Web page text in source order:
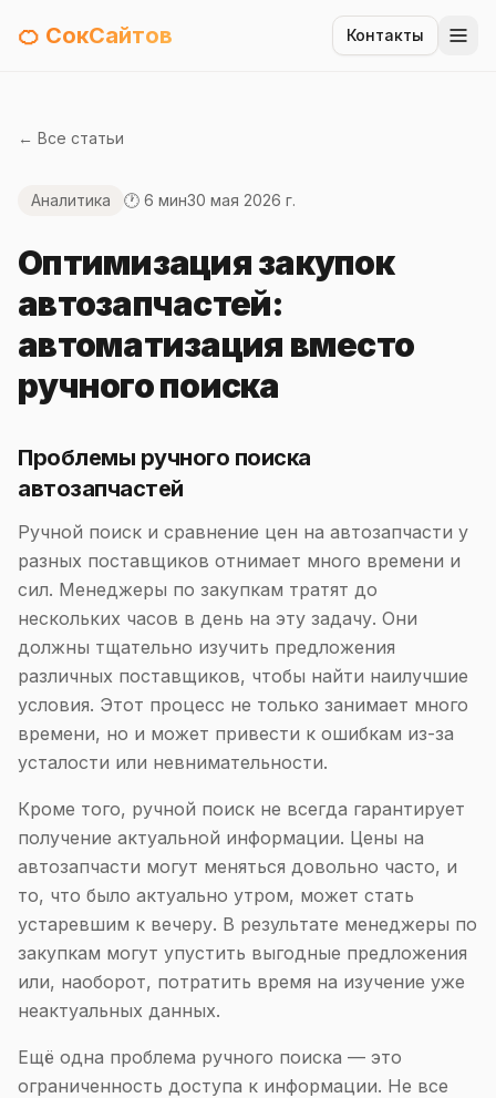
🍊 СокСайтов Контакты
← Все статьи
Аналитика 🕐 6 мин30 мая 2026 г.
Оптимизация закупок
автозапчастей:
автоматизация вместо
ручного поиска
Проблемы ручного поиска
автозапчастей
Ручной поиск и сравнение цен на автозапчасти у
разных поставщиков отнимает много времени и
сил. Менеджеры по закупкам тратят до
нескольких часов в день на эту задачу. Они
должны тщательно изучить предложения
различных поставщиков, чтобы найти наилучшие
условия. Этот процесс не только занимает много
времени, но и может привести к ошибкам из-за
усталости или невнимательности.
Кроме того, ручной поиск не всегда гарантирует
получение актуальной информации. Цены на
автозапчасти могут меняться довольно часто, и
то, что было актуально утром, может стать
устаревшим к вечеру. В результате менеджеры по
закупкам могут упустить выгодные предложения
или, наоборот, потратить время на изучение уже
неактуальных данных.
Ещё одна проблема ручного поиска — это
ограниченность доступа к информации. Не все